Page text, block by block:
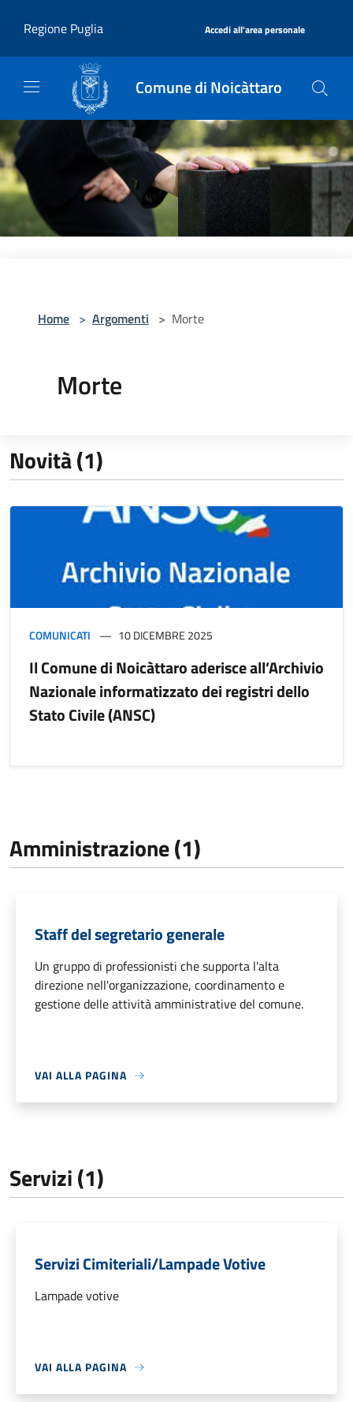
Regione Puglia
Accedi all'area personale
Comune di Noicàttaro
Home > Argomenti > Morte
Morte
Novità (1)
COMUNICATI 10 DICEMBRE 2025
Il Comune di Noicàttaro aderisce all’Archivio
Nazionale informatizzato dei registri dello
Stato Civile (ANSC)
Amministrazione (1)
Staff del segretario generale
Un gruppo di professionisti che supporta l'alta
direzione nell'organizzazione, coordinamento e
gestione delle attività amministrative del comune.
VAI ALLA PAGINA
Servizi (1)
Servizi Cimiteriali/Lampade Votive
Lampade votive
VAI ALLA PAGINA